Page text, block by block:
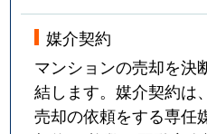
媒介契約
マンションの売却を決
結します。媒介契約は
売却の依頼をする専任